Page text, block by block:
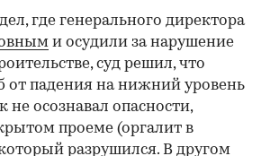
где генерального директора
и осудили за нарушение
суд решил, что
от падения на нижний уровень
не осознавал опасности,
проеме (оргалит в
разрушился. В другом